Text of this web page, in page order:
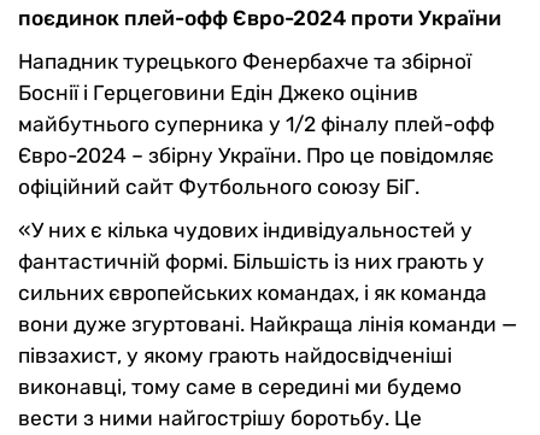
поєдинок плей-офф Євро-2024 проти України
Нападник турецького Фенербахче та збірної
Боснії і Герцеговини Едін Джеко оцінив
майбутнього суперника у 1/2 фіналу плей-офф
Євро-2024 – збірну України. Про це повідомляє
офіційний сайт Футбольного союзу БіГ.
«У них є кілька чудових індивідуальностей у
фантастичній формі. Більшість із них грають у
сильних європейських командах, і як команда
вони дуже згуртовані. Найкраща лінія команди —
півзахист, у якому грають найдосвідченіші
виконавці, тому саме в середині ми будемо
вести з ними найгострішу боротьбу. Це